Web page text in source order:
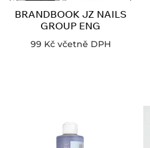
BRANDBOOK JZ NAILS
GROUP ENG
99 Kč včetně DPH